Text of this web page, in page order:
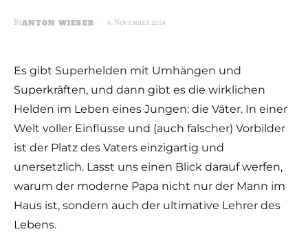
ByANTON WIESER 6. November 2024
Es gibt Superhelden mit Umhängen und
Superkräften, und dann gibt es die wirklichen
Helden im Leben eines Jungen: die Väter. In einer
Welt voller Einflüsse und (auch falscher) Vorbilder
ist der Platz des Vaters einzigartig und
unersetzlich. Lasst uns einen Blick darauf werfen,
warum der moderne Papa nicht nur der Mann im
Haus ist, sondern auch der ultimative Lehrer des
Lebens.